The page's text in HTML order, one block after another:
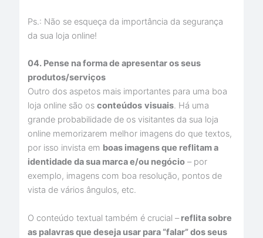
Ps.: Não se esqueça da importância da segurança
da sua loja online!
04. Pense na forma de apresentar os seus
produtos/serviços
Outro dos aspetos mais importantes para uma boa
loja online são osconteúdos visuais. Há uma
grande probabilidade de os visitantes da sua loja
online memorizarem melhor imagens do que textos,
por isso invista em boas imagens que reflitam a
identidade da sua marca e/ou negócio – por
exemplo, imagens com boa resolução, pontos de
vista de vários ângulos, etc.
O conteúdo textual também é crucial –reflita sobre
as palavras que deseja usar para “falar” dos seus